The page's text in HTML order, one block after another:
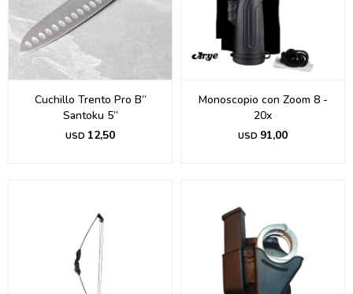
Cuchillo Trento Pro B”
Santoku 5”
USD 12,50
Monoscopio con Zoom 8 -
20x
USD 91,00